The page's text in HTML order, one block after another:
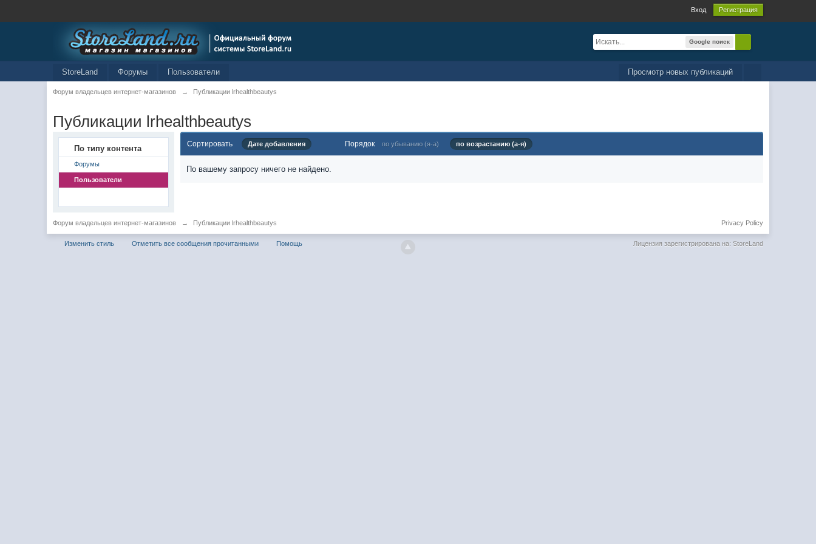
Вход Регистрация
Google поиск
Просмотр новых публикаций
StoreLand Форумы Пользователи
Форум владельцев интернет-магазинов → Публикации lrhealthbeautys
Публикации lrhealthbeautys
По типу контента
Форумы
Пользователи
Сортировать Дате добавления Порядок по убыванию (я-а) по возрастанию (а-я)
По вашему запросу ничего не найдено.
Форум владельцев интернет-магазинов → Публикации lrhealthbeautys Privacy Policy
Изменить стиль Отметить все сообщения прочитанными Помощь Лицензия зарегистрирована на: StoreLand